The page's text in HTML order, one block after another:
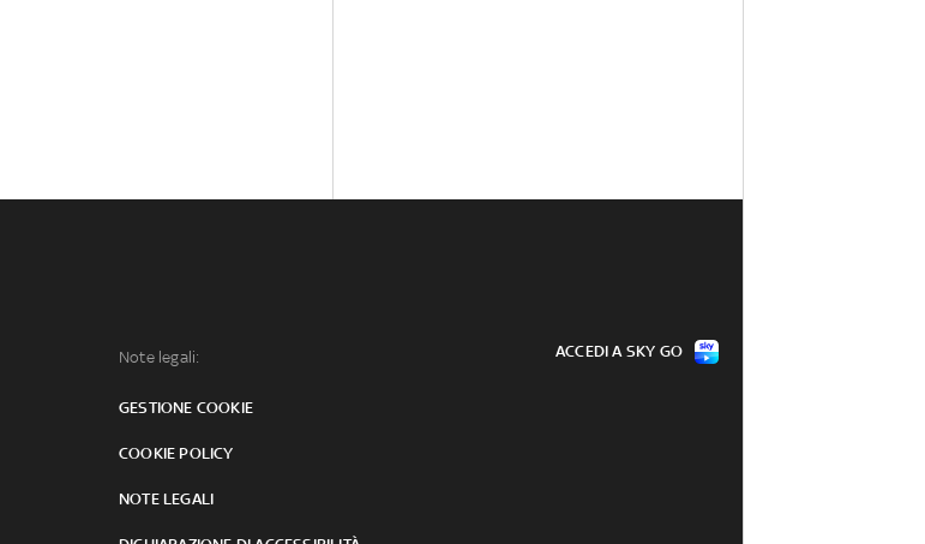
Note legali:
GESTIONE COOKIE
COOKIE POLICY
NOTE LEGALI
ACCEDI A SKY GO